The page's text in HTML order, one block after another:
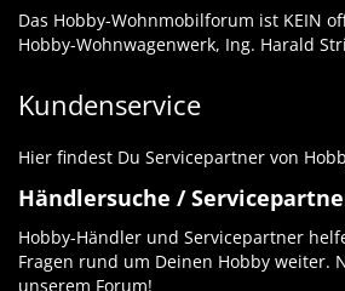
Das Hobby-Wohnmobilforum ist KEIN
Hobby-Wohnwagenwerk, Ing. Harald
Kundenservice
Hier findest Du Servicepartner von
Händlersuche /
Hobby-Händler und Servicepartner
Fragen rund um Deinen Hobby weiter.
unserem Forum!